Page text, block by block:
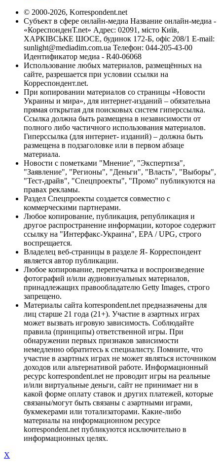
© 2000-2026, Korrespondent.net
Субъект в сфере онлайн-медиа Название онлайн-медиа -
«КореспонденТ.net» Адрес: 02091, місто Київ,
ХАРКІВСЬКЕ ШОСЕ, будинок 172-Б, офіс 208/1 E-mail:
sunlight@mediadim.com.ua Телефон: 044-205-43-00
Идентификатор медиа - R40-06068
Использование любых материалов, размещённых на
сайте, разрешается при условии ссылки на
Корреспондент.net.
При копировании материалов со страницы «Новости
Украины и мира», для интернет-изданий – обязательна
прямая открытая для поисковых систем гиперссылка.
Ссылка должна быть размещена в независимости от
полного либо частичного использования материалов.
Гиперссылка (для интернет- изданий) – должна быть
размещена в подзаголовке или в первом абзаце
материала.
Новости с пометками "Мнение", "Экспертиза",
"Заявление", "Регионы", "Деньги", "Власть", "Выборы",
"Тест-драйв", "Спецпроекты", "Промо" публикуются на
правах рекламы.
Раздел Спецпроекты создается совместно с
коммерческими партнерами.
Любое копирование, публикация, републикация и
другое распространение информации, которое содержит
ссылку на "Интерфакс-Украина", EPA / UPG, строго
воспрещается.
Владелец веб-страницы в разделе Я- Корреспондент
является автор публикации.
Любое копирование, перепечатка и воспроизведение
фотографий и/или аудиовизуальных материалов,
принадлежащих правообладателю Getty Images, строго
запрещено.
Материалы сайта korrespondent.net предназначены для
лиц старше 21 года (21+). Участие в азартных играх
может вызвать игровую зависимость. Соблюдайте
правила (принципы) ответственной игры. При
обнаружении первых признаков зависимости
немедленно обратитесь к специалисту. Помните, что
участие в азартных играх не может являться источником
доходов или альтернативой работе. Информационный
ресурс korrespondent.net не проводит игры на реальные
и/или виртуальные деньги, сайт не принимает ни в
какой форме оплату ставок и других платежей, которые
связаны/могут быть связаны с азартными играми,
букмекерами или тотализаторами. Какие-либо
материалы на информационном ресурсе
korrespondent.net публикуются исключительно в
информационных целях.
X